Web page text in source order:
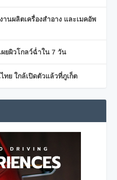
านผลิตเครื่องสำอาง และเมคอัพ
ผยผิวโกลว์ฉ่ำใน 7 วัน
ย ใกล้เปิดตัวแล้วที่ภูเก็ต